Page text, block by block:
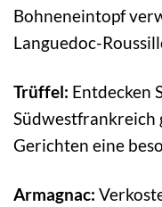
Bohneneintopf
Languedoc-
Trüffel: Entdecken
Südwestfrankreich
Gerichten eine
Armagnac: